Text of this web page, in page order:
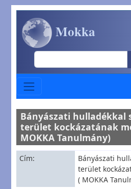
Ugrás a tartalomra
Mokka
Search
Bányászati hulladékkal
terület kockázatának
MOKKA Tanulmány)
Cím
Bányászati
terület
( MOKKA